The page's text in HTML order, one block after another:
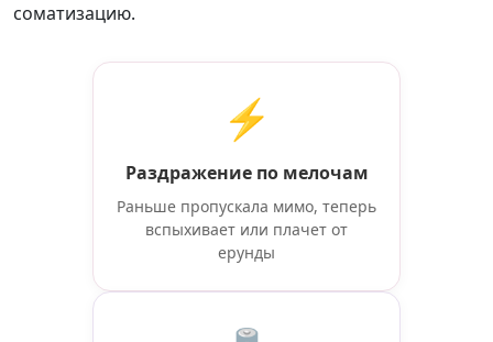
соматизацию.
⚡
Раздражение по мелочам
Раньше пропускала мимо, теперь
вспыхивает или плачет от
ерунды